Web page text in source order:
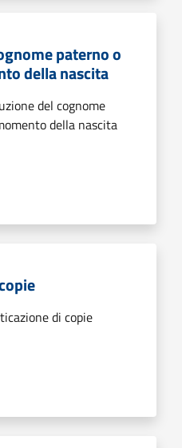
paterno o
della nascita
del cognome
della nascita
di copie